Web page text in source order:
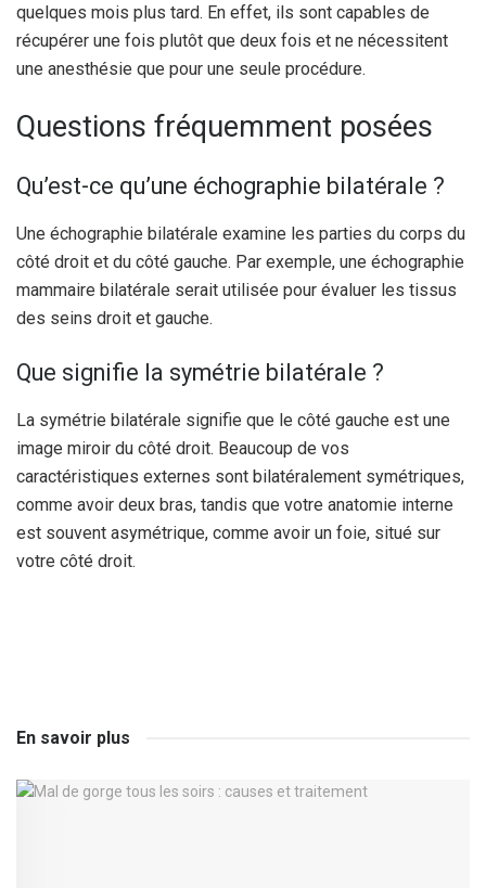
quelques mois plus tard. En effet, ils sont capables de
récupérer une fois plutôt que deux fois et ne nécessitent
une anesthésie que pour une seule procédure.
Questions fréquemment posées
Qu’est-ce qu’une échographie bilatérale ?
Une échographie bilatérale examine les parties du corps du
côté droit et du côté gauche. Par exemple, une échographie
mammaire bilatérale serait utilisée pour évaluer les tissus
des seins droit et gauche.
Que signifie la symétrie bilatérale ?
La symétrie bilatérale signifie que le côté gauche est une
image miroir du côté droit. Beaucoup de vos
caractéristiques externes sont bilatéralement symétriques,
comme avoir deux bras, tandis que votre anatomie interne
est souvent asymétrique, comme avoir un foie, situé sur
votre côté droit.
En savoir plus